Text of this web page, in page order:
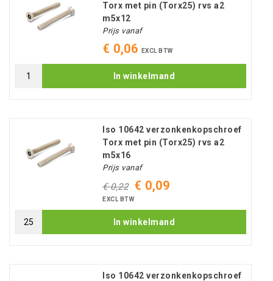
Torx met pin (Torx25) rvs a2
m5x12
Prijs vanaf
€ 0,06 EXCL BTW
In winkelmand
Iso 10642 verzonkenkopschroef
Torx met pin (Torx25) rvs a2
m5x16
Prijs vanaf
€ 0,22 € 0,09
EXCL BTW
In winkelmand
Iso 10642 verzonkenkopschroef